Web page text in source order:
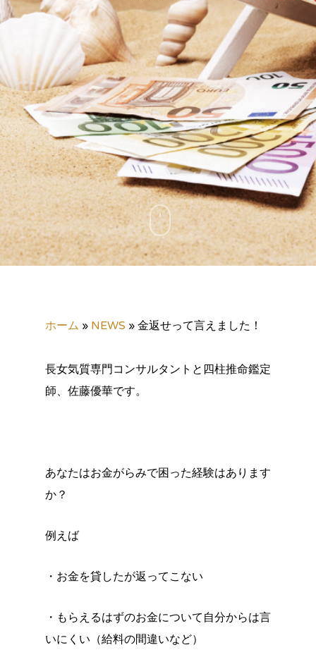
ホーム » NEWS » 金返せって言えました！
長女気質専門コンサルタントと四柱推命鑑定
師、佐藤優華です。
あなたはお金がらみで困った経験はあります
か？
例えば
・お金を貸したが返ってこない
・もらえるはずのお金について自分からは言
いにくい（給料の間違いなど）